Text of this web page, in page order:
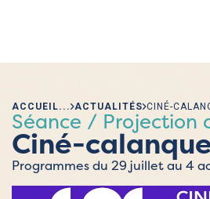
ACCUEIL ACTUALITÉS CINÉ-
Ciné-
Séance / Projection
Programmes du 29 juillet au 4